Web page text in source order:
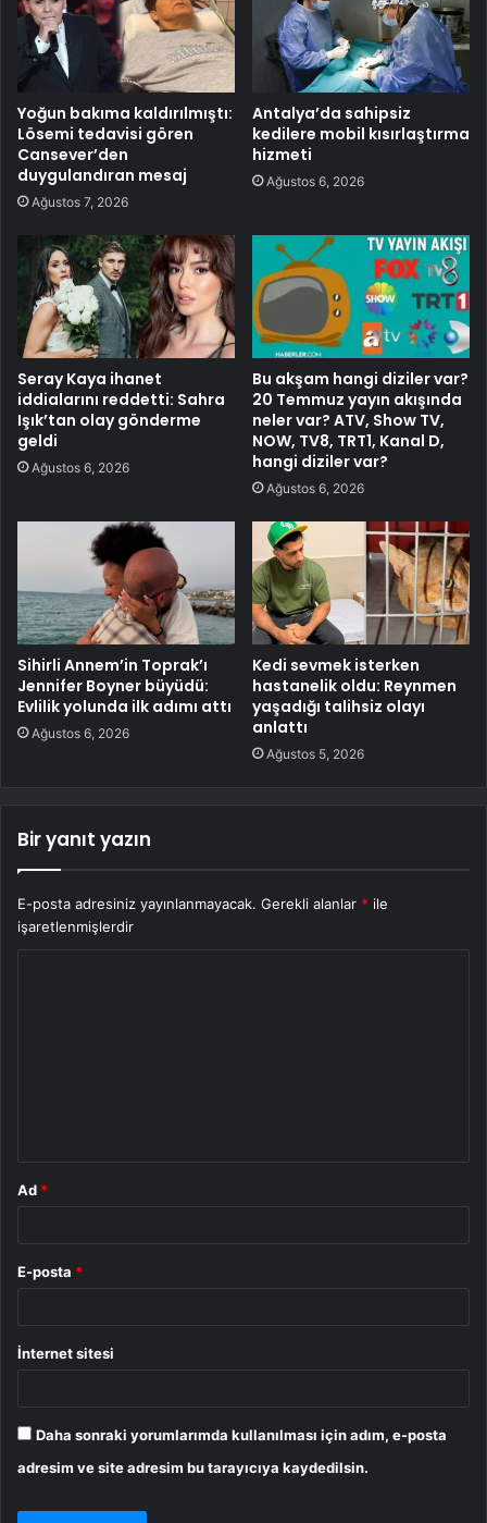
Yoğun bakıma kaldırılmıştı:
Lösemi tedavisi gören
Cansever’den
duygulandıran mesaj
Ağustos 7, 2026
Antalya’da sahipsiz
kedilere mobil kısırlaştırma
hizmeti
Ağustos 6, 2026
Seray Kaya ihanet
iddialarını reddetti: Sahra
Işık’tan olay gönderme
geldi
Ağustos 6, 2026
Bu akşam hangi diziler var?
20 Temmuz yayın akışında
neler var? ATV, Show TV,
NOW, TV8, TRT1, Kanal D,
hangi diziler var?
Ağustos 6, 2026
Sihirli Annem’in Toprak’ı
Jennifer Boyner büyüdü:
Evlilik yolunda ilk adımı attı
Ağustos 6, 2026
Kedi sevmek isterken
hastanelik oldu: Reynmen
yaşadığı talihsiz olayı
anlattı
Ağustos 5, 2026
Bir yanıt yazın
E-posta adresiniz yayınlanmayacak. Gerekli alanlar * ile
işaretlenmişlerdir
Ad *
E-posta *
İnternet sitesi
Daha sonraki yorumlarımda kullanılması için adım, e-posta
adresim ve site adresim bu tarayıcıya kaydedilsin.